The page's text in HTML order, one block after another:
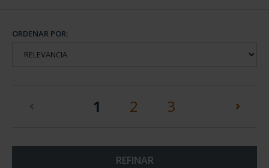
ORDENAR POR:
1 (current)
2 3
REFINAR